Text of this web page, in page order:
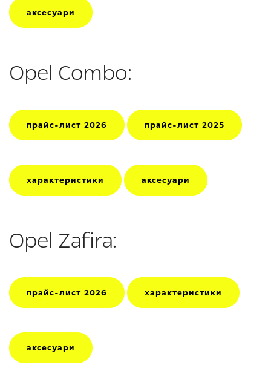
аксесуари
Opel Combo:
прайс-лист 2026 прайс-лист 2025
характеристики аксесуари
Opel Zafira:
прайс-лист 2026 характеристики
аксесуари